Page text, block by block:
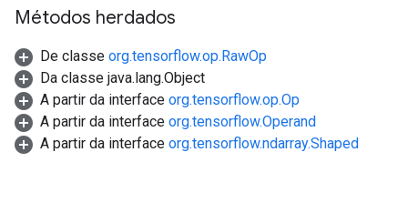
Métodos herdados
De classe org.tensorflow.op.RawOp
Da classe java.lang.Object
A partir da interface org.tensorflow.op.Op
A partir da interface org.tensorflow.Operand
A partir da interface org.tensorflow.ndarray.Shaped